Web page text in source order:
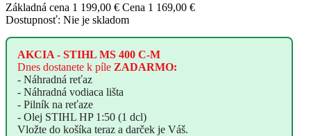
Základná cena 1 199,00 € Cena 1 169,00 €
Dostupnosť: Nie je skladom
AKCIA - STIHL MS 400 C-M
Dnes dostanete k píle ZADARMO:
- Náhradná reťaz
- Náhradná vodiaca lišta
- Pilník na reťaze
- Olej STIHL HP 1:50 (1 dcl)
Vložte do košíka teraz a darček je Váš.